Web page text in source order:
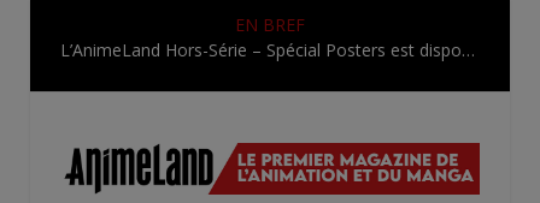
EN BREF
L’AnimeLand Hors-Série – Spécial Posters est disponible !